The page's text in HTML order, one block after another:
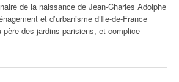
de la naissance de Jean-Charles Adolphe
et d’urbanisme d’Ile-de-France
père des jardins parisiens, et complice